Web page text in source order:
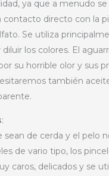
ya que a menudo se
contacto directo con la
Se utiliza
los colores. El
su horrible olor y sus
también
:
sean de cerda y el pelo
de vario tipo, los
caros, delicados y se